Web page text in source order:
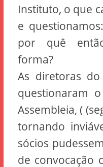
Instituto, o que
e
por quê
forma?
As diretoras do
questionaram
Assembleia, (
tornando
sócios
de convocação